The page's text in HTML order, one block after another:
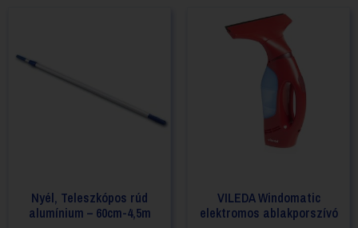
Nyél, Teleszkópos rúd
alumínium – 60cm-4,5m
VILEDA Windomatic
elektromos ablakporszívó